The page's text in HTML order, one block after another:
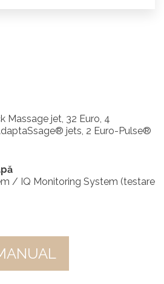
Massage jet, 32 Euro, 4
jets, 2 Euro-Pulse®
/ IQ Monitoring System (testare